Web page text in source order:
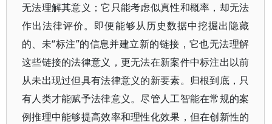
无法理解其意义；它只能考虑似真性和概率，却无法
作出法律评价。即便能够从历史数据中挖掘出隐藏
的、未“标注”的信息并建立新的链接，它也无法理解
这些链接的法律意义，更无法在新案件中标注出以前
从未出现过但具有法律意义的新要素。归根到底，只
有人类才能赋予法律意义。尽管人工智能在常规的案
例推理中能够提高效率和理性化效果，但在创新性的